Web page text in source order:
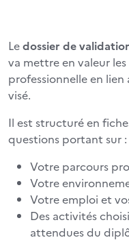
Ledossier de
va mettre en valeur
professionnelle en
visé.
Il est structuré en
questions portant sur :
Votre parcours
Votre
Votre emploi et
Des activités
attendues du